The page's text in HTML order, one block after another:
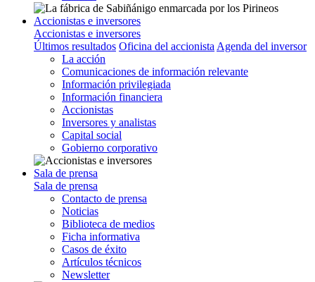
Accionistas e inversores
Accionistas e inversores
Últimos resultados Oficina del accionista Agenda del inversor
La acción
Comunicaciones de información relevante
Información privilegiada
Información financiera
Accionistas
Inversores y analistas
Capital social
Gobierno corporativo
Sala de prensa
Sala de prensa
Contacto de prensa
Noticias
Biblioteca de medios
Ficha informativa
Casos de éxito
Artículos técnicos
Newsletter